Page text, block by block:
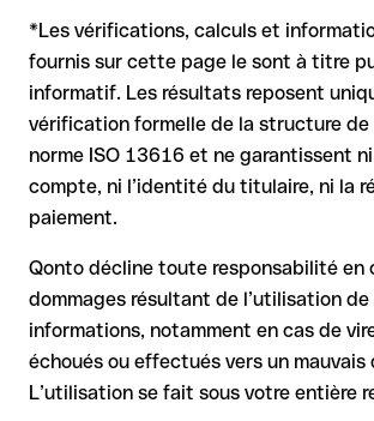
Renseignez-vous à l'avance auprès de Crédit
conditions en vigueur.
compte ne peut être vérifiée que par Crédit
ou par un virement test.
Dans ce cas :
la banque réceptrice doit coopérer au
votre banque peut initier une procédure
demande
le remboursement n’est pas garanti,
déjà été retirés
pour les virements hors SEPA, la
complexe et peut entraîner des frais
Recommandation: vérifiez
avant un virement (via un outil de
directement auprès du bénéficiaire en cas
précaution est essentielle, en particulier
*Les vérifications, calculs et
fournis sur cette page le sont à titre
informatif. Les résultats reposent
vérification formelle de la structure de
norme ISO 13616 et ne garantissent
compte, ni l’identité du titulaire, ni la
paiement.
Qonto décline toute responsabilité en
dommages résultant de l’utilisation de
informations, notamment en cas de
échoués ou effectués vers un
L’utilisation se fait sous votre entière